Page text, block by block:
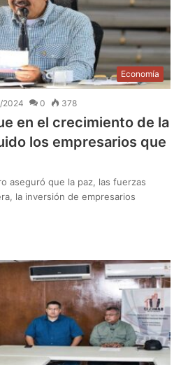
Economía
2024 0 378
en el crecimiento de la
los empresarios que
aseguró que la paz, las fuerzas
la inversión de empresarios